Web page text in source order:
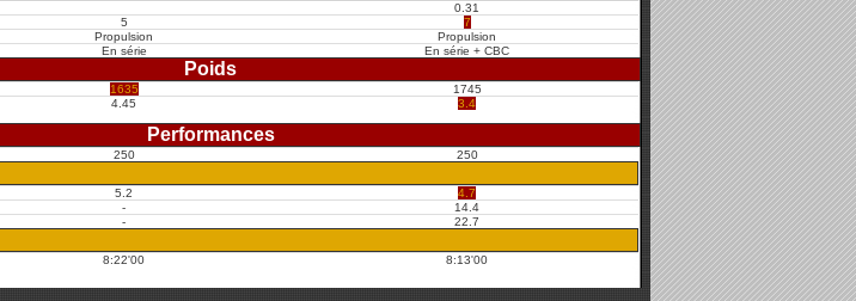
0.31
5
7
Propulsion
Propulsion
En série En série + CBC
Poids
1635
1745
4.45 3.4
Performances
250 250
5.2
4.7
-
14.4
- 22.7
8:22'00 8:13'00